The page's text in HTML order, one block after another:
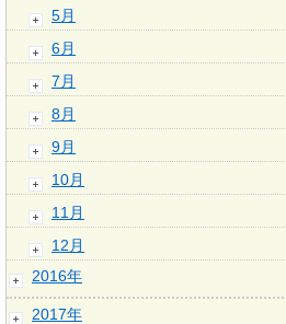
5月
6月
7月
8月
9月
10月
11月
12月
2016年
2017年